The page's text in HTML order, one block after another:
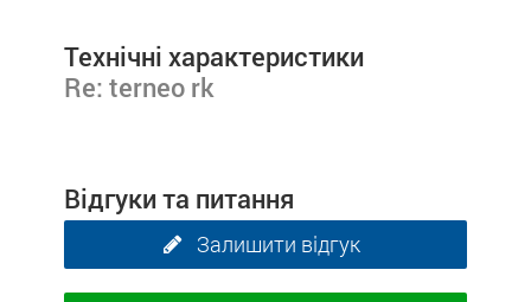
Технічні характеристики
Re: terneo rk
Відгуки та питання
Залишити відгук